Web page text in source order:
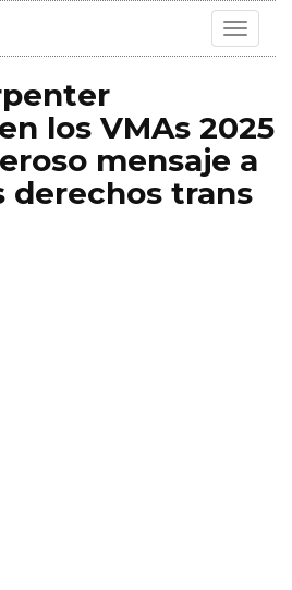
Toggle
los VMAs 2025
mensaje a
derechos trans